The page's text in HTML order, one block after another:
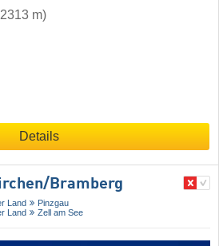
2313 m)
Details
​Bramberg
Land
Pinzgau
Land Zell am See